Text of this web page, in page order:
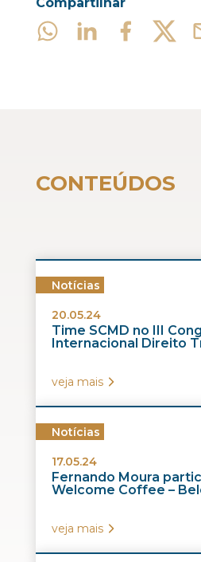
CONTEÚDOS
Notícias
20.05.24
Time SCMD no III
Internacional Direito
veja mais
Notícias
17.05.24
Fernando Moura
Welcome Coffee –
veja mais